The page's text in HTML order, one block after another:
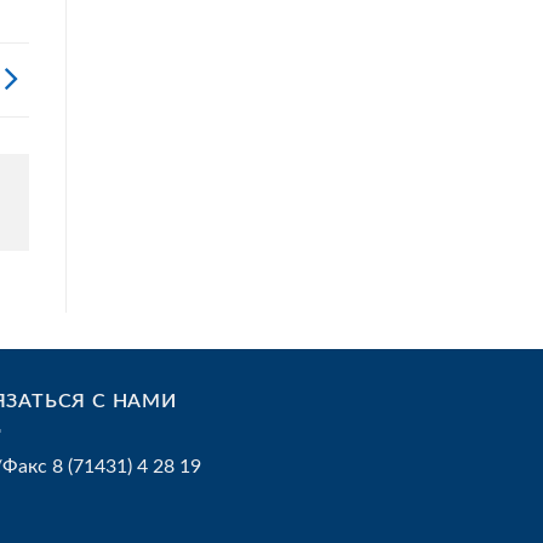
С НАМИ
8 (71431) 4 28 19